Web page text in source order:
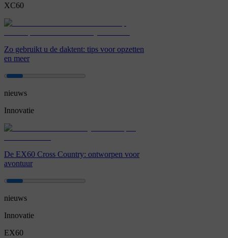
XC60
Zo gebruikt u de daktent: tips voor opzetten
en meer
nieuws
Innovatie
De EX60 Cross Country: ontworpen voor
avontuur
nieuws
Innovatie
EX60